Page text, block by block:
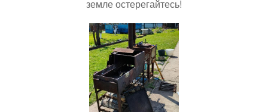
земле остерегайтесь!